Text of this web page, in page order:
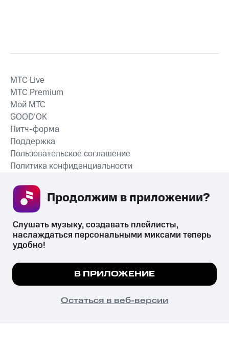
СКАЧАТЬ ПРИЛОЖЕНИЕ
MTС Live
MTС Premium
Мой МТС
GOOD’OK
Питч-форма
Поддержка
Пользовательское соглашение
Политика конфиденциальности
психотропных веществ, их аналогов причиняет вред здоровью,
их незаконный оборот запрещён и влечёт установленную
законодательством ответственность.
© 2026 ООО «КИОН».
Все права защищены
Мы используем куки, чтобы на сайте все
Подробнее
ПОНЯТНО
Слушать музыку, создавать плейлисты,
наслаждаться персональными миксами теперь
удобно!
В ПРИЛОЖЕНИЕ
Остаться в веб-версии